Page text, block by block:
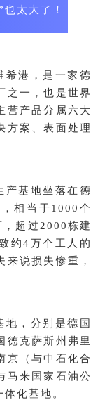
太大了！
希港，是一家德
之一，也是世界
营产品分属六大
方案、表面处理
产基地坐落在德
相当于1000个
超过2000栋建
约4万个工人的
来说损失惨重，
地，分别是德国
德克萨斯州弗里
京（与中石化合
马来国家石油公
化基地。